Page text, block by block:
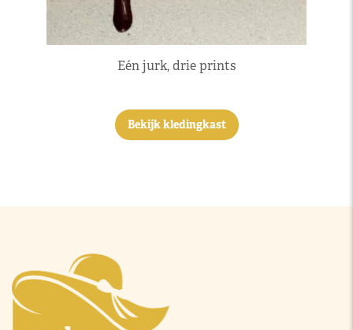
Eén jurk, drie prints
Bekijk kledingkast